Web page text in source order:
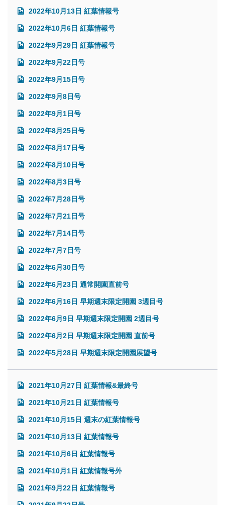
2022年10月13日 紅葉情報号
2022年10月6日 紅葉情報号
2022年9月29日 紅葉情報号
2022年9月22日号
2022年9月15日号
2022年9月8日号
2022年9月1日号
2022年8月25日号
2022年8月17日号
2022年8月10日号
2022年8月3日号
2022年7月28日号
2022年7月21日号
2022年7月14日号
2022年7月7日号
2022年6月30日号
2022年6月23日 通常開園直前号
2022年6月16日 早期週末限定開園 3週目号
2022年6月9日 早期週末限定開園 2週目号
2022年6月2日 早期週末限定開園 直前号
2022年5月28日 早期週末限定開園展望号
2021年10月27日 紅葉情報&最終号
2021年10月21日 紅葉情報号
2021年10月15日 週末の紅葉情報号
2021年10月13日 紅葉情報号
2021年10月6日 紅葉情報号
2021年10月1日 紅葉情報号外
2021年9月22日 紅葉情報号